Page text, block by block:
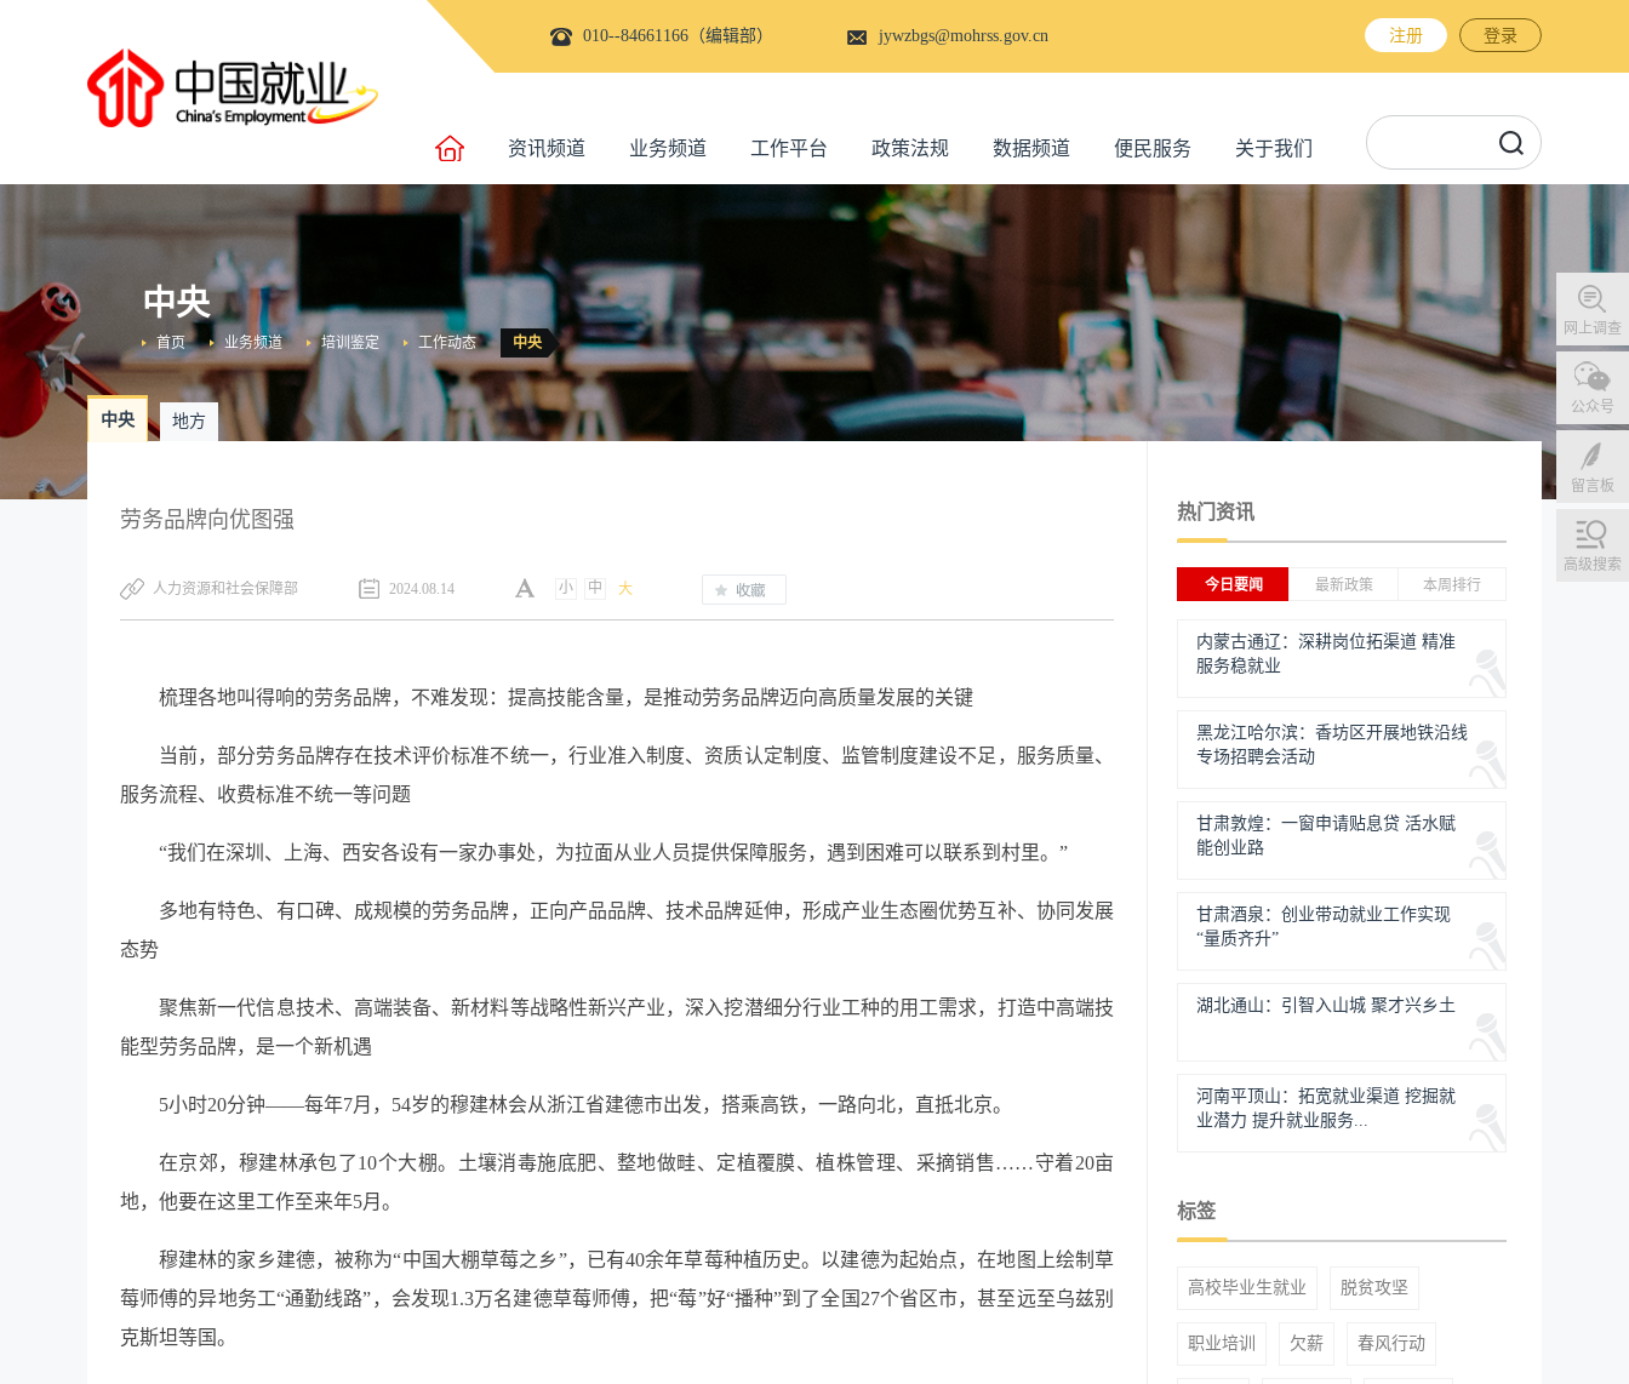
010--84661166（编辑部） jywzbgs@mohrss.gov.cn 注册 登录
资讯频道 业务频道 工作平台 政策法规 数据频道 便民服务 关于我们
网上调查
公众号
留言板
高级搜索
中央
中央
工作动态
培训鉴定
业务频道
首页
中央 地方
劳务品牌向优图强
人力资源和社会保障部 2024.08.14 小 中 大
梳理各地叫得响的劳务品牌，不难发现：提高技能含量，是推动劳务品牌迈向高质量发展的关键
当前，部分劳务品牌存在技术评价标准不统一，行业准入制度、资质认定制度、监管制度建设不足，服务质量、
服务流程、收费标准不统一等问题
“我们在深圳、上海、西安各设有一家办事处，为拉面从业人员提供保障服务，遇到困难可以联系到村里。”
多地有特色、有口碑、成规模的劳务品牌，正向产品品牌、技术品牌延伸，形成产业生态圈优势互补、协同发展
态势
聚焦新一代信息技术、高端装备、新材料等战略性新兴产业，深入挖潜细分行业工种的用工需求，打造中高端技
能型劳务品牌，是一个新机遇
5小时20分钟——每年7月， 54岁的穆建林会从浙江省建德市出发，搭乘高铁，一路向北，直抵北京。
在京郊，穆建林承包了10个大棚。土壤消毒施底肥、整地做畦、定植覆膜、植株管理、采摘销售……守着20亩
地，他要在这里工作至来年5月。
穆建林的家乡建德，被称为“中国大棚草莓之乡”，已有40余年草莓种植历史。以建德为起始点，在地图上绘制草
莓师傅的异地务工“通勤线路”，会发现1.3万名建德草莓师傅，把“莓”好“播种”到了全国 27个省区市，甚至远至乌兹别
克斯坦等国。
热门资讯
今日要闻 最新政策 本周排行
内蒙古通辽：深耕岗位拓渠道 精准
服务稳就业
黑龙江哈尔滨：香坊区开展地铁沿线
专场招聘会活动
甘肃敦煌：一窗申请贴息贷 活水赋
能创业路
甘肃酒泉：创业带动就业工作实现
“量质齐升”
湖北通山：引智入山城 聚才兴乡土
河南平顶山：拓宽就业渠道 挖掘就
业潜力 提升就业服务...
标签
高校毕业生就业 脱贫攻坚
职业培训 欠薪 春风行动